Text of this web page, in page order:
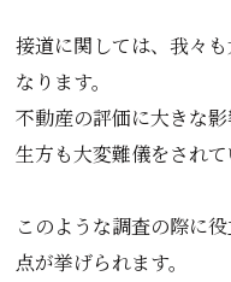
接道に関しては、我々
なります。
不動産の評価に大きな
生方も大変難儀をされて
このような調査の際に
点が挙げられます。